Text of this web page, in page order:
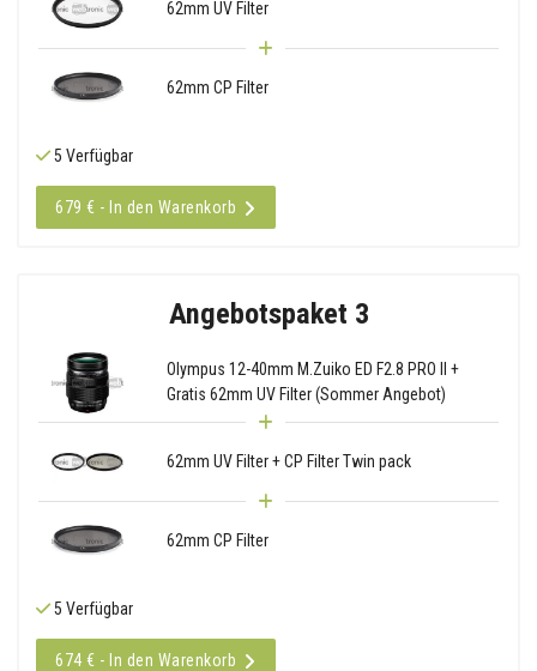
62mm UV Filter
62mm CP Filter
5 Verfügbar
679 € - In den Warenkorb
Angebotspaket 3
Olympus 12-40mm M.Zuiko ED F2.8 PRO II +
Gratis 62mm UV Filter (Sommer Angebot)
62mm UV Filter + CP Filter Twin pack
62mm CP Filter
5 Verfügbar
674 € - In den Warenkorb